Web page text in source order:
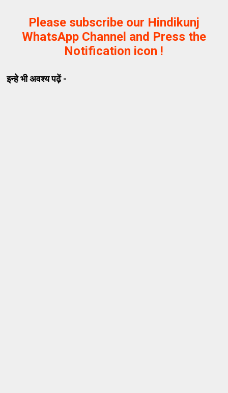
Please subscribe our Hindikunj
WhatsApp Channel and Press the
Notification icon !
इन्हे भी अवश्य पढ़ें -